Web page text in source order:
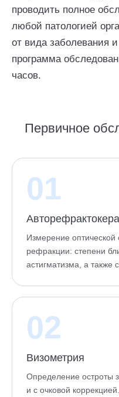
проводить полное
любой патологией
от вида заболевания
программа
часов.
Первичное
01
Измерение
рефракции: степени
астигматизма, а также
02
Визометрия
Определение остроты
и с очковой